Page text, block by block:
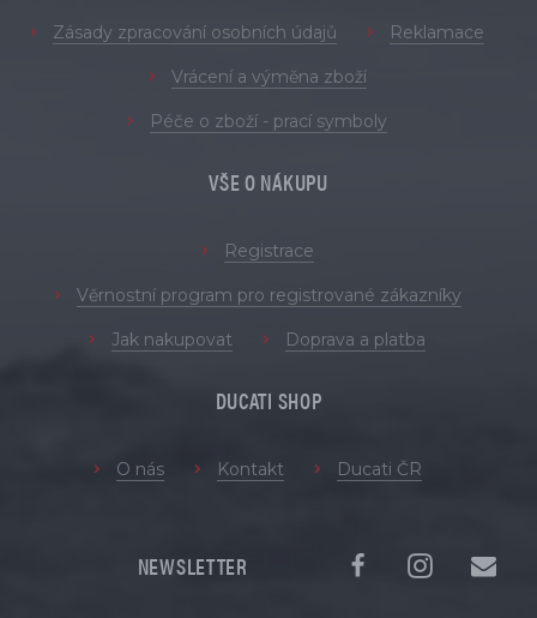
Zásady zpracování osobních údajů Reklamace
Vrácení a výměna zboží
Péče o zboží - prací symboly
VŠE O NÁKUPU
Registrace
Věrnostní program pro registrované zákazníky
Jak nakupovat Doprava a platba
DUCATI SHOP
O nás Kontakt Ducati ČR
NEWSLETTER